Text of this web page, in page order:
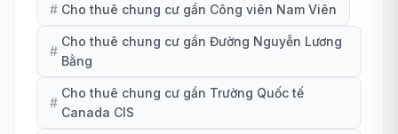
# Cho thuê chung cư gần Công viên Nam Viên
#
Cho thuê chung cư gần Đường Nguyễn Lương
Bằng
#
Cho thuê chung cư gần Trường Quốc tế
Canada CIS